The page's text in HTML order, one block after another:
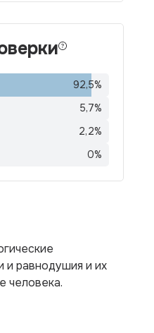
92,5%
5,7%
2,2%
0%
и равнодушия и их
человека.